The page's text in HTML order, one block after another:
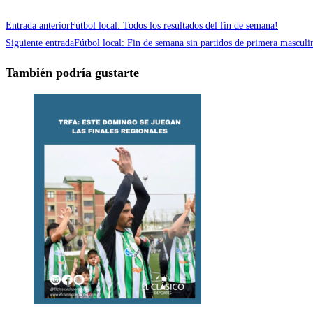
Entrada anteriorFútbol local: Todos los resultados del fin de semana!
Siguiente entradaFútbol local: Fin de semana sin partidos de primera
También podría gustarte